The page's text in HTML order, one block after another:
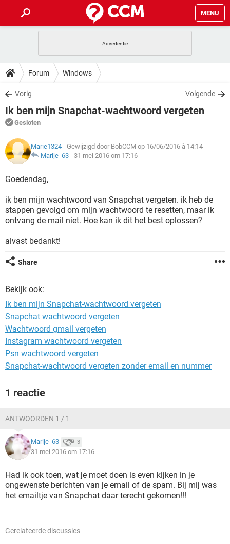
MENU
INSTAGRAM
NETFLIX
GRATIS SNAPCHAT
TIKTOK
HOW-TO
VIDEOBELLEN
NETFLIX
GRATIS
TIKTOK
DOWNLOADS
VIDEOBELLEN GAMES
INSTAGRAM
NETFLIX CORONAVIRUS
GRATIS
TIKTOK
FORUM
VIDEOBELLEN
INSTAGRAM WINDOWS 10
TIKTOK
ARTIKELEN
VIDEOBELLEN
INSTAGRAM
NETFLIX CORONAVIRUS
GRATIS SNAPCHAT
Forum Windows
Vorig Volgende
Ik ben mijn Snapchat-wachtwoord vergeten
Gesloten
Marie1324 - Gewijzigd door BobCCM op 16/06/2016 à 14:14
Marije_63 - 31 mei 2016 om 17:16
Goedendag,
ik ben mijn wachtwoord van Snapchat vergeten. ik heb de
stappen gevolgd om mijn wachtwoord te resetten, maar ik
ontvang de mail niet. Hoe kan ik dit het best oplossen?
alvast bedankt!
Share
Bekijk ook:
Ik ben mijn Snapchat-wachtwoord vergeten
Snapchat wachtwoord vergeten
Wachtwoord gmail vergeten
Instagram wachtwoord vergeten
Psn wachtwoord vergeten
Snapchat-wachtwoord vergeten zonder email en nummer
1 reactie
ANTWOORDEN 1 / 1
Marije_63 3
31 mei 2016 om 17:16
Had ik ook toen, wat je moet doen is even kijken in je
ongewenste berichten van je email of de spam. Bij mij was
het emailtje van Snapchat daar terecht gekomen!!!
Gerelateerde discussies